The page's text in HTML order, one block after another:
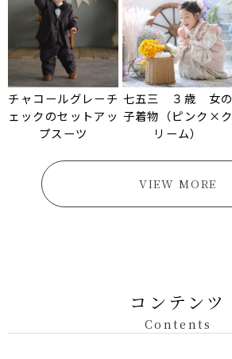
チャコールグレーチ
ェックのセットアッ
プスーツ
七五三 ３歳 女の
子着物（ピンク×ク
リーム）
VIEW MORE
コンテンツ
Contents